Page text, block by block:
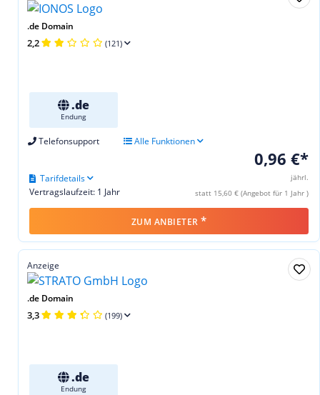
.de Domain
2,2 (121)
.de
Endung
Telefonsupport Alle Funktionen
0,96 €*
jährl.
statt 15,60 € (Angebot für 1 Jahr )
Vertragslaufzeit: 1 Jahr
Tarifdetails
ZUM ANBIETER *
Anzeige
.de Domain
3,3 (199)
.de
Endung